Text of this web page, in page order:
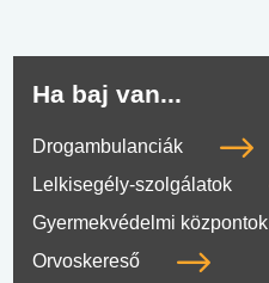
Ha baj van...
Drogambulanciák
Lelkisegély-szolgálatok
Gyermekvédelmi központok
Orvoskereső